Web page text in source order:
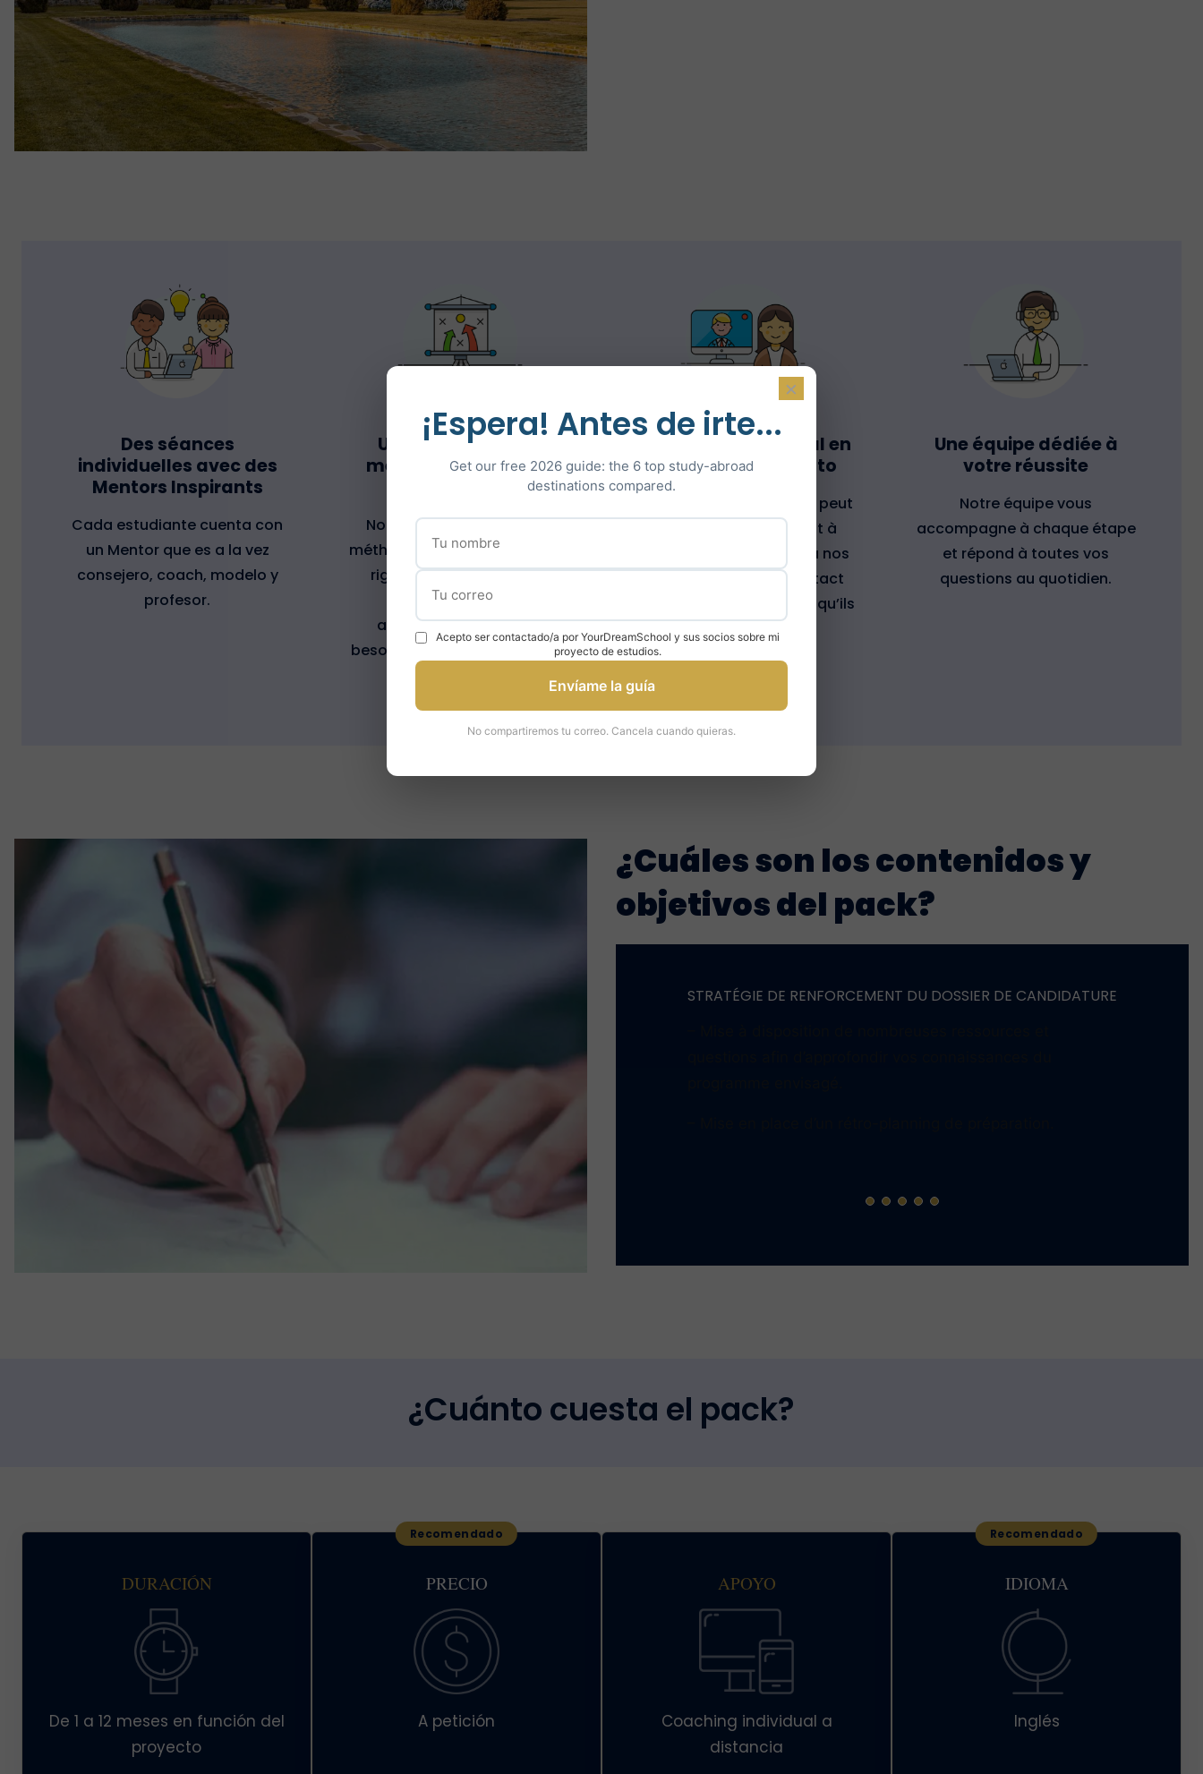
Des séances
individuelles avec des
Mentors Inspirants
Cada estudiante cuenta con
un Mentor que es a la vez
consejero, coach, modelo y
profesor.
Une méthode sur-
mesure pour chaque
Nous n’appliquons pas de
méthode d’accompagnement
rigide et standardisée et
adaptons notre
accompagnement aux
besoins individuels de chaque
Una flexibilidad total en
el acompañamiento
Notre accompagnement peut
être réalisé entièrement à
distance ce qui permet à nos
étudiants d’être au contact
des meilleurs Mentors où qu’ils
soient situés.
Une équipe dédiée à
votre réussite
Notre équipe vous
accompagne à chaque étape
et répond à toutes vos
questions au quotidien.
¿Cuáles son los contenidos y
objetivos del pack?
STRATÉGIE DE RENFORCEMENT DU DOSSIER DE CANDIDATURE
– Mise à disposition de nombreuses ressources et
questions afin d’approfondir vos connaissances du
programme envisagé.
– Mise en place d’un rétro-planning de préparation.
AIDE À L‘ÉLABORATION DE LA STRATÉGIE D’ADMISSION
¿Cuánto cuesta el pack?
DURACIÓN
De 1 a 12 meses en función del
proyecto
PRECIO
A petición
APOYO
Coaching individual a
distancia
IDIOMA
Inglés
×
¡Espera! Antes de irte...
Get our free 2026 guide: the 6 top study-abroad
destinations compared.
Acepto ser contactado/a por YourDreamSchool y sus socios sobre mi
proyecto de estudios.
Envíame la guía
No compartiremos tu correo. Cancela cuando quieras.